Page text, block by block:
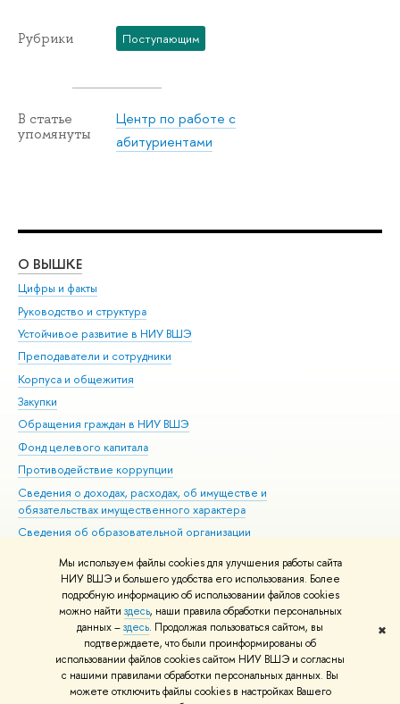
Мы используем файлы cookies для улучшения работы сайта
НИУ ВШЭ и большего удобства его использования. Более
подробную информацию об использовании файлов cookies
можно найти здесь, наши правила обработки персональных
данных –здесь. Продолжая пользоваться сайтом, вы
подтверждаете, что были проинформированы об
использовании файлов cookies сайтом НИУ ВШЭ и согласны
с нашими правилами обработки персональных данных. Вы
можете отключить файлы cookies в настройках Вашего
✖
Рубрики Поступающим
В статье
упомянуты
Центр по работе с
абитуриентами
О ВЫШКЕ
Цифры и факты
Руководство и структура
Устойчивое развитие в НИУ ВШЭ
Преподаватели и сотрудники
Корпуса и общежития
Закупки
Обращения граждан в НИУ ВШЭ
Фонд целевого капитала
Противодействие коррупции
Сведения о доходах, расходах, об имуществе и
обязательствах имущественного характера
Сведения об образовательной организации
Людям с ограниченными возможностями здоровья
Единая платежная страница
Работа в Вышке
© НИУ ВШЭ 1993–2026 Адреса и контакты Условия использования
материалов Политика конфиденциальности Карта сайта
Шрифты HSE Sans и HSE Slab разработаны вШколе дизайна НИУ ВШЭ